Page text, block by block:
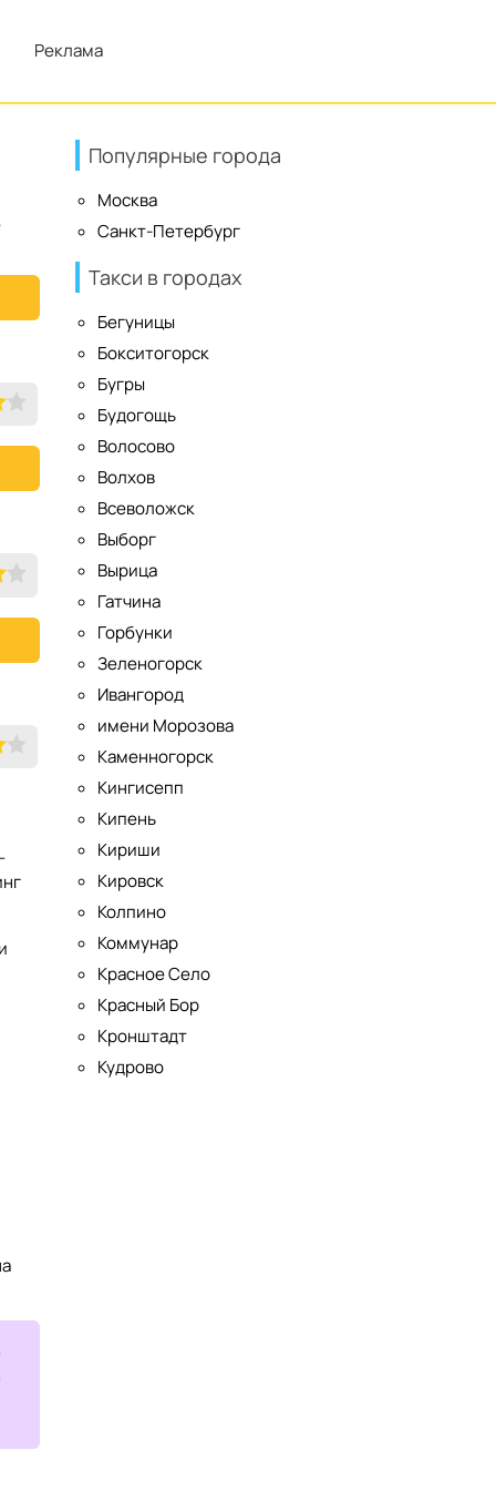
Реклама
Популярные города
Москва
Санкт-Петербург
Такси в городах
Бегуницы
Бокситогорск
Бугры
Будогощь
Волосово
Волхов
Всеволожск
Выборг
Вырица
Гатчина
Горбунки
Зеленогорск
Ивангород
имени Морозова
Каменногорск
Кингисепп
Кипень
Кириши
Кировск
Колпино
Коммунар
Красное Село
Красный Бор
Кронштадт
Кудрово